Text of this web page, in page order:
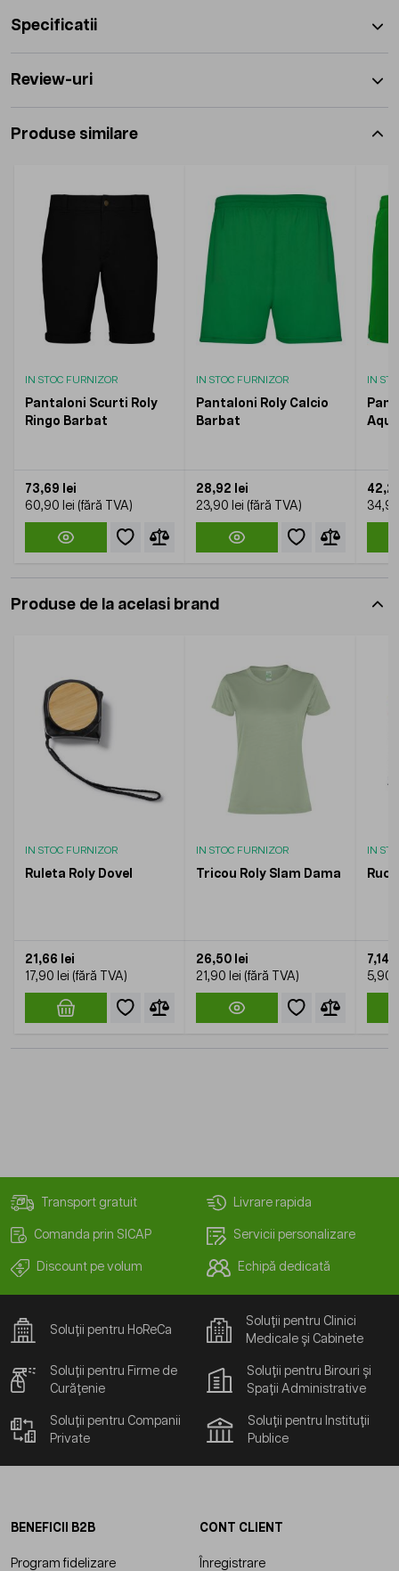
Specificatii
Review-uri
Produse similare
IN STOC FURNIZOR
Pantaloni Scurti Roly
Ringo Barbat
73,69 lei
60,90 lei
IN STOC FURNIZOR
Pantaloni Roly Calcio
Barbat
28,92 lei
23,90 lei
IN
Produse de la acelasi brand
IN STOC FURNIZOR
Ruleta Roly Dovel
21,66 lei
17,90 lei
IN STOC FURNIZOR
Tricou Roly Slam Dama
26,50 lei
21,90 lei
IN
7,14
5,90
Transport gratuit Livrare rapida
Comanda prin SICAP Servicii personalizare
Discount pe volum Echipă dedicată
Soluții pentru HoReCa
Soluții pentru Clinici
Medicale și Cabinete
Soluții pentru Firme de
Curățenie
Soluții pentru Birouri și
Spații Administrative
Soluții pentru Companii
Private
Soluții pentru Instituții
Publice
BENEFICII B2B
Program fidelizare
CONT CLIENT
Înregistrare